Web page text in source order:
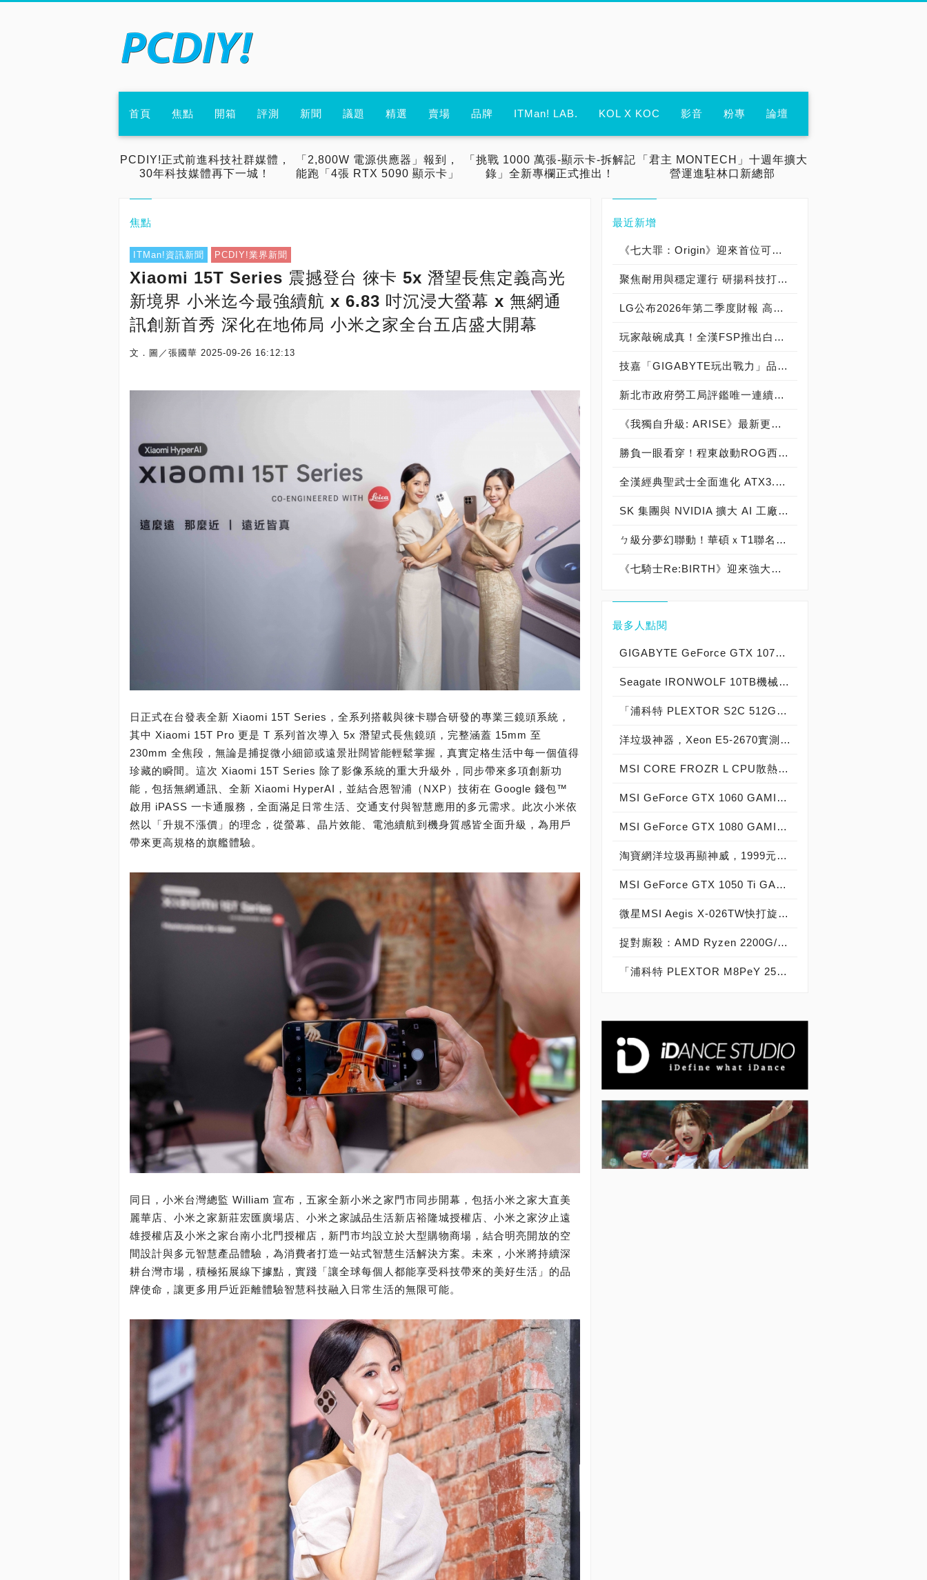
首頁 焦點 開箱 評測 新聞 議題 精選 賣場 品牌 ITMan! LAB. KOL X KOC 影音 粉專 論壇
PCDIY!正式前進科技社群媒體，
30年科技媒體再下一城！
「2,800W 電源供應器」報到，
能跑「4張 RTX 5090 顯示卡」
「挑戰 1000 萬張-顯示卡-拆解記
錄」全新專欄正式推出！
「君主 MONTECH」十週年擴大
營運進駐林口新總部
焦點
ITMan!資訊新聞 PCDIY!業界新聞
Xiaomi 15T Series 震撼登台 徠卡 5x 潛望長焦定義高光
新境界 小米迄今最強續航 x 6.83 吋沉浸大螢幕 x 無網通
訊創新首秀 深化在地佈局 小米之家全台五店盛大開幕
文．圖／張國華 2025-09-26 16:12:13
日正式在台發表全新 Xiaomi 15T Series，全系列搭載與徠卡聯合研發的專業三鏡頭系統，
其中 Xiaomi 15T Pro 更是 T 系列首次導入 5x 潛望式長焦鏡頭，完整涵蓋 15mm 至
230mm 全焦段，無論是捕捉微小細節或遠景壯闊皆能輕鬆掌握，真實定格生活中每一個值得
珍藏的瞬間。這次 Xiaomi 15T Series 除了影像系統的重大升級外，同步帶來多項創新功
能，包括無網通訊、全新 Xiaomi HyperAI，並結合恩智浦（NXP）技術在 Google 錢包™
啟用 iPASS 一卡通服務，全面滿足日常生活、交通支付與智慧應用的多元需求。此次小米依
然以「升規不漲價」的理念，從螢幕、晶片效能、電池續航到機身質感皆全面升級，為用戶
帶來更高規格的旗艦體驗。
同日，小米台灣總監 William 宣布，五家全新小米之家門市同步開幕，包括小米之家大直美
麗華店、小米之家新莊宏匯廣場店、小米之家誠品生活新店裕隆城授權店、小米之家汐止遠
雄授權店及小米之家台南小北門授權店，新門市均設立於大型購物商場，結合明亮開放的空
間設計與多元智慧產品體驗，為消費者打造一站式智慧生活解決方案。未來，小米將持續深
耕台灣市場，積極拓展線下據點，實踐「讓全球每個人都能享受科技帶來的美好生活」的品
牌使命，讓更多用戶近距離體驗智慧科技融入日常生活的無限可能。
最近新增
《七大罪：Origin》迎來首位可遊玩十誡角色「德里艾利」
聚焦耐用與穩定運行 研揚科技打造新一代 COM Express Type 6 模組
LG公布2026年第二季度財報 高附加價值產品銷售成長與成本競爭力提升，營業獲利年增 147%
玩家敲碗成真！全漢FSP推出白色 VITA PM MIT 1000W 靜音電源純白上市！ MIT 白金電源首度披上純白戰袍，支援 ATX 3.1、PCIe 5.1，10年保固！
技嘉「GIGABYTE玩出戰力」品牌活動8/3讓玩家「找到專屬配備」
新北市政府勞工局評鑑唯一連續三年獲獎企業！ 宏正三度榮膺新北市政府<友善移工企業>殊榮
《我獨自升級: ARISE》最新更新 成振宇覺醒闇影君主繼承者
勝負一眼看穿！程東啟動ROG西風之神 雙螢幕AI致勝全局
全漢經典聖武士全面進化 ATX3.1，價格不變！FSP VIC BD+ 電競入門最強銅牌電源！ ATX 3.1、全新壓紋線材、登錄享 5 年保固，打造新世代入門電競首選
SK 集團與 NVIDIA 擴大 AI 工廠與次世代記憶體策略合作 規模逾 5,000 億美元的 NVIDIA-SK AI 計畫（NVIDIA-SK AI Initiative）， 涵蓋 SK Telecom 最高達 2GW 的 AI 工廠，以及與 SK 海力士的長期 AI 記憶體合作
ㄅ級分夢幻聯動！華碩ｘT1聯名顯示卡全台盛大開賣
《七騎士Re:BIRTH》迎來強大的全新英雄[天劍]宣嵐 同步推出韓國主題劇情
最多人點閱
GIGABYTE GeForce GTX 1070 Xtreme Gaming實測開箱，電競級顯示卡中的頂尖之作！
Seagate IRONWOLF 10TB機械硬碟實測開箱，氦氣填充那嘶狼守護者NAS HDD
「浦科特 PLEXTOR S2C 512GB SSD」實測開箱，超值型固態硬碟中的優質好貨！
洋垃圾神器，Xeon E5-2670實測開箱大作戰！
MSI CORE FROZR L CPU散熱器實測開箱，微星電競產品再添新兵
MSI GeForce GTX 1060 GAMING X 6G實測開箱，玩家級電競顯示卡中的神兵利器！
MSI GeForce GTX 1080 GAMING X 8G實測開箱，史上最強大Pascal自製顯示卡全面來襲！
淘寶網洋垃圾再顯神威，1999元買到8核心16執行緒Xeon E5-2670神器級處理器！
MSI GeForce GTX 1050 Ti GAMING X 4G實測開箱，中階電競顯示卡中的玩家精品！
微星MSI Aegis X-026TW快打旋風V同梱版實測開箱，VR電競桌機的頂尖之作！
捉對廝殺：AMD Ryzen 2200G/2400G VS Intel Core i3-8100/i5-8400
「浦科特 PLEXTOR M8PeY 256GB、512GB、1TB」實測開箱，玩家級NVMe型PCIe 3.0 x4 SSD效能實測大作戰！